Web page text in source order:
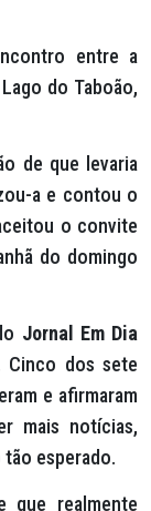
entre a
do Taboão,
de que levaria
a e contou o
o convite
do domingo
Jornal Em Dia
Cinco dos sete
e afirmaram
mais notícias,
esperado.
que realmente